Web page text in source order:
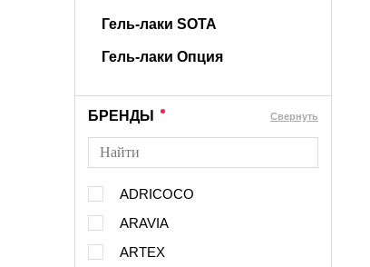
Гель-лаки SOTA
Гель-лаки Опция
БРЕНДЫ Cвернуть
ADRICOCO
ARAVIA
ARTEX